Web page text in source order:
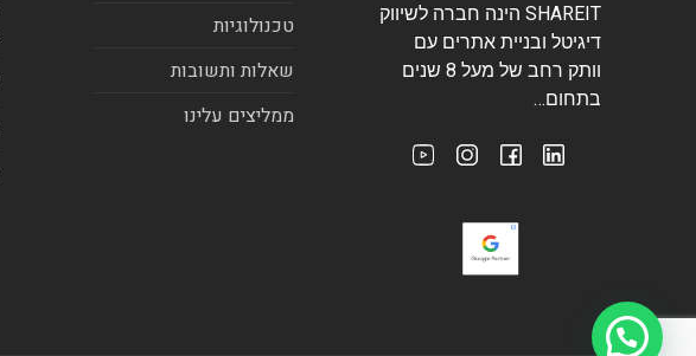
SHAREIT הינה חברה לשיווק
דיגיטל ובניית אתרים עם
וותק רחב של מעל 8 שנים
בתחום…
טכנולוגיות
שאלות ותשובות
ממליצים עלינו